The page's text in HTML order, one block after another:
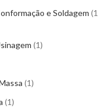
e Soldagem 1
1
1
1